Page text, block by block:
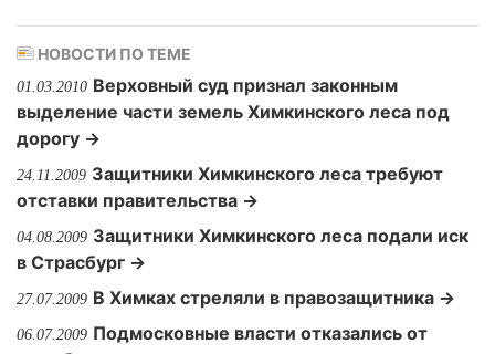
НОВОСТИ ПО ТЕМЕ
01.03.2010 Верховный суд признал законным
выделение части земель Химкинского леса под
дорогу →
24.11.2009 Защитники Химкинского леса требуют
отставки правительства →
04.08.2009 Защитники Химкинского леса подали иск
в Страсбург →
27.07.2009 В Химках стреляли в правозащитника →
06.07.2009 Подмосковные власти отказались от